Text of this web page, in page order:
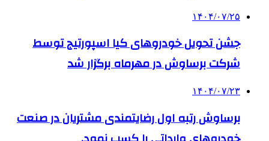
۱۴۰۴/۰۷/۲۵
جشن تحویل خودروهای کیا اسپورتیج توسط
شرکت برساوش در مهرماه برگزار شد
۱۴۰۴/۰۷/۲۳
برساوش رتبه اول رضایتمندی مشتریان در صنعت